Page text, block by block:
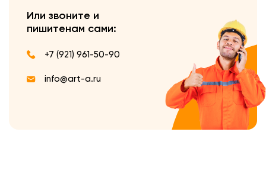
Или звоните и
пишитенам сами:
+7 (921) 961-50-90
info@art-a.ru